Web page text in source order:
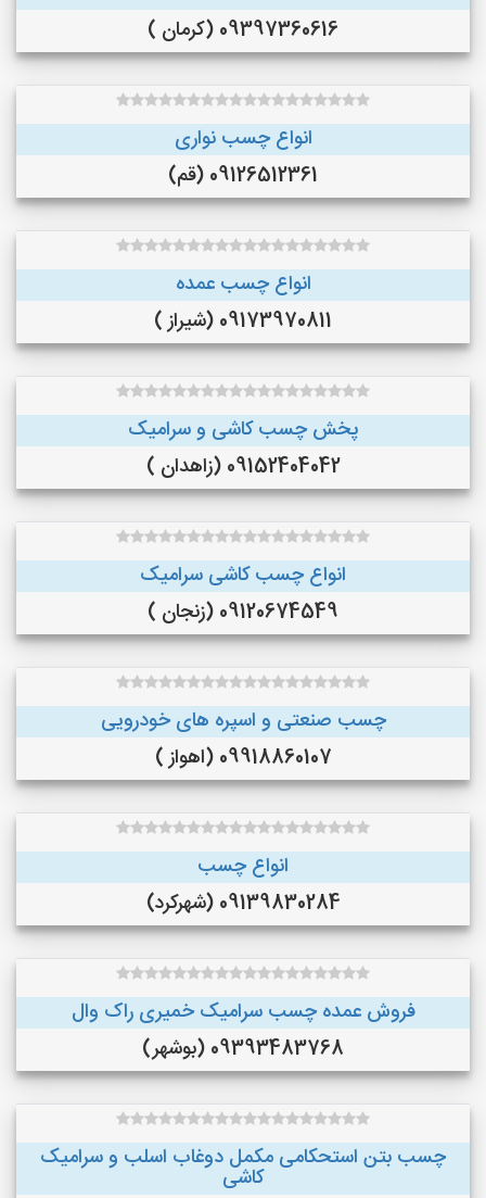
09397360616 (کرمان )
انواع چسب نواری
09126512361 (قم)
انواع چسب عمده
09173970811 (شیراز )
پخش چسب کاشی و سرامیک
09152404042 (زاهدان )
انواع چسب کاشی سرامیک
09120674549 (زنجان )
چسب صنعتی و اسپره های خودرویی
09918860107 (اهواز )
انواع چسب
09139830284 (شهرکرد)
فروش عمده چسب سرامیک خمیری راک وال
09393483768 (بوشهر)
چسب بتن استحکامی مکمل دوغاب اسلب و سرامیک
کاشی